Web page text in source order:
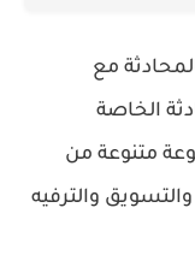
مع
الخاصة
متنوعة من
والترفيه